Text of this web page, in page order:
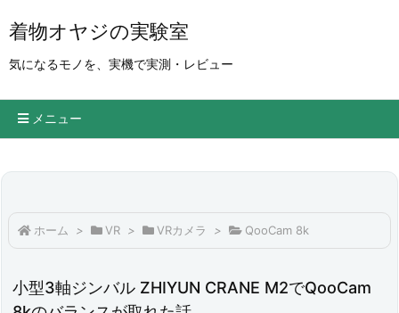
着物オヤジの実験室
気になるモノを、実機で実測・レビュー
メニュー
ホーム > VR > VRカメラ > QooCam 8k
小型3軸ジンバル ZHIYUN CRANE M2でQooCam